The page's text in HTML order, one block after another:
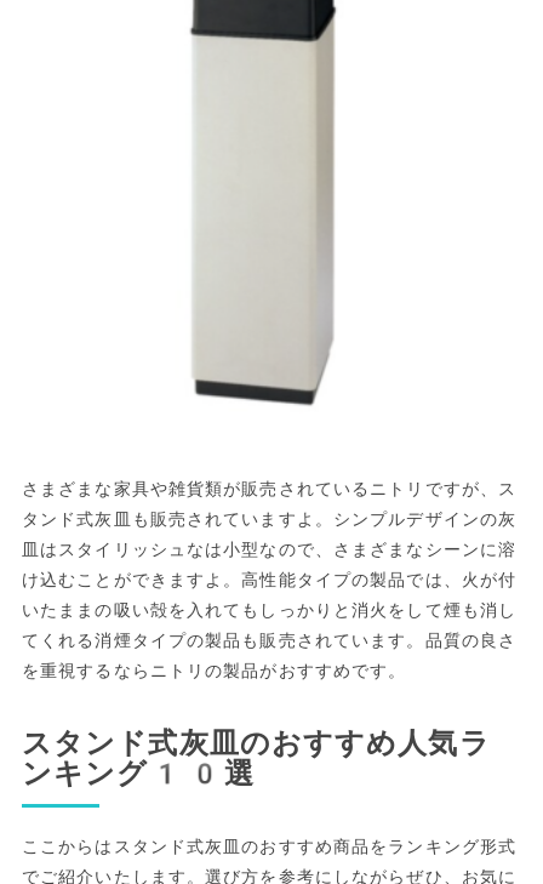
さまざまな家具や雑貨類が販売されているニトリですが、ス
タンド式灰皿も販売されていますよ。シンプルデザインの灰
皿はスタイリッシュなは小型なので、さまざまなシーンに溶
け込むことができますよ。高性能タイプの製品では、火が付
いたままの吸い殻を入れてもしっかりと消火をして煙も消し
てくれる消煙タイプの製品も販売されています。品質の良さ
を重視するならニトリの製品がおすすめです。
スタンド式灰皿のおすすめ人気ラ
ンキング10選
ここからはスタンド式灰皿のおすすめ商品をランキング形式
でご紹介いたします。選び方を参考にしながらぜひ、お気に